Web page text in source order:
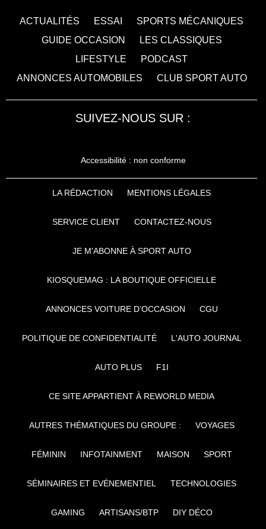
ACTUALITÉS ESSAI
SPORTS MÉCANIQUES
GUIDE OCCASION
LES CLASSIQUES
LIFESTYLE
PODCAST
ANNONCES AUTOMOBILES
CLUB SPORT AUTO
SUIVEZ-NOUS SUR :
Accessibilité : non conforme
LA RÉDACTION MENTIONS LÉGALES
SERVICE CLIENT CONTACTEZ-NOUS
JE M'ABONNE À SPORT AUTO
KIOSQUEMAG : LA BOUTIQUE OFFICIELLE
ANNONCES VOITURE D’OCCASION CGU
POLITIQUE DE CONFIDENTIALITÉ L'AUTO JOURNAL
AUTO PLUS F1I
CE SITE APPARTIENT À REWORLD MEDIA
AUTRES THÉMATIQUES DU GROUPE : VOYAGES
FÉMININ INFOTAINMENT MAISON SPORT
SÉMINAIRES ET EVÉNEMENTIEL TECHNOLOGIES
GAMING ARTISANS/BTP DIY DÉCO